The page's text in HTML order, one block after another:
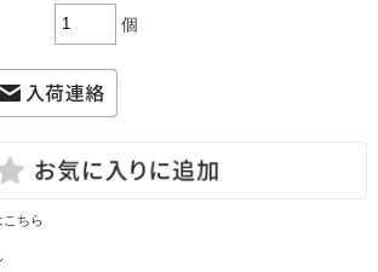
個
こちら